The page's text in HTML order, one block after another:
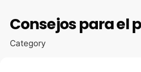
Consejos para el
Category